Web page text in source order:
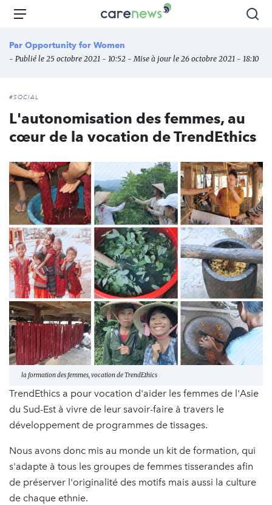
Aller
principal
Carenews,
média
des
Menu
Par Opportunity for Women
- Publié le 25 octobre 2021 - 10:52 - Mise à jour le 26 octobre 2021 - 18:10
#SOCIAL
L'autonomisation des femmes, au
cœur de la vocation de TrendEthics
la formation des femmes, vocation de TrendEthics
TrendEthics a pour vocation d'aider les femmes de l'Asie
du Sud-Est à vivre de leur savoir-faire à travers le
développement de programmes de tissages.
Nous avons donc mis au monde un kit de formation, qui
s'adapte à tous les groupes de femmes tisserandes afin
de préserver l'originalité des motifs mais aussi la culture
de chaque ethnie.